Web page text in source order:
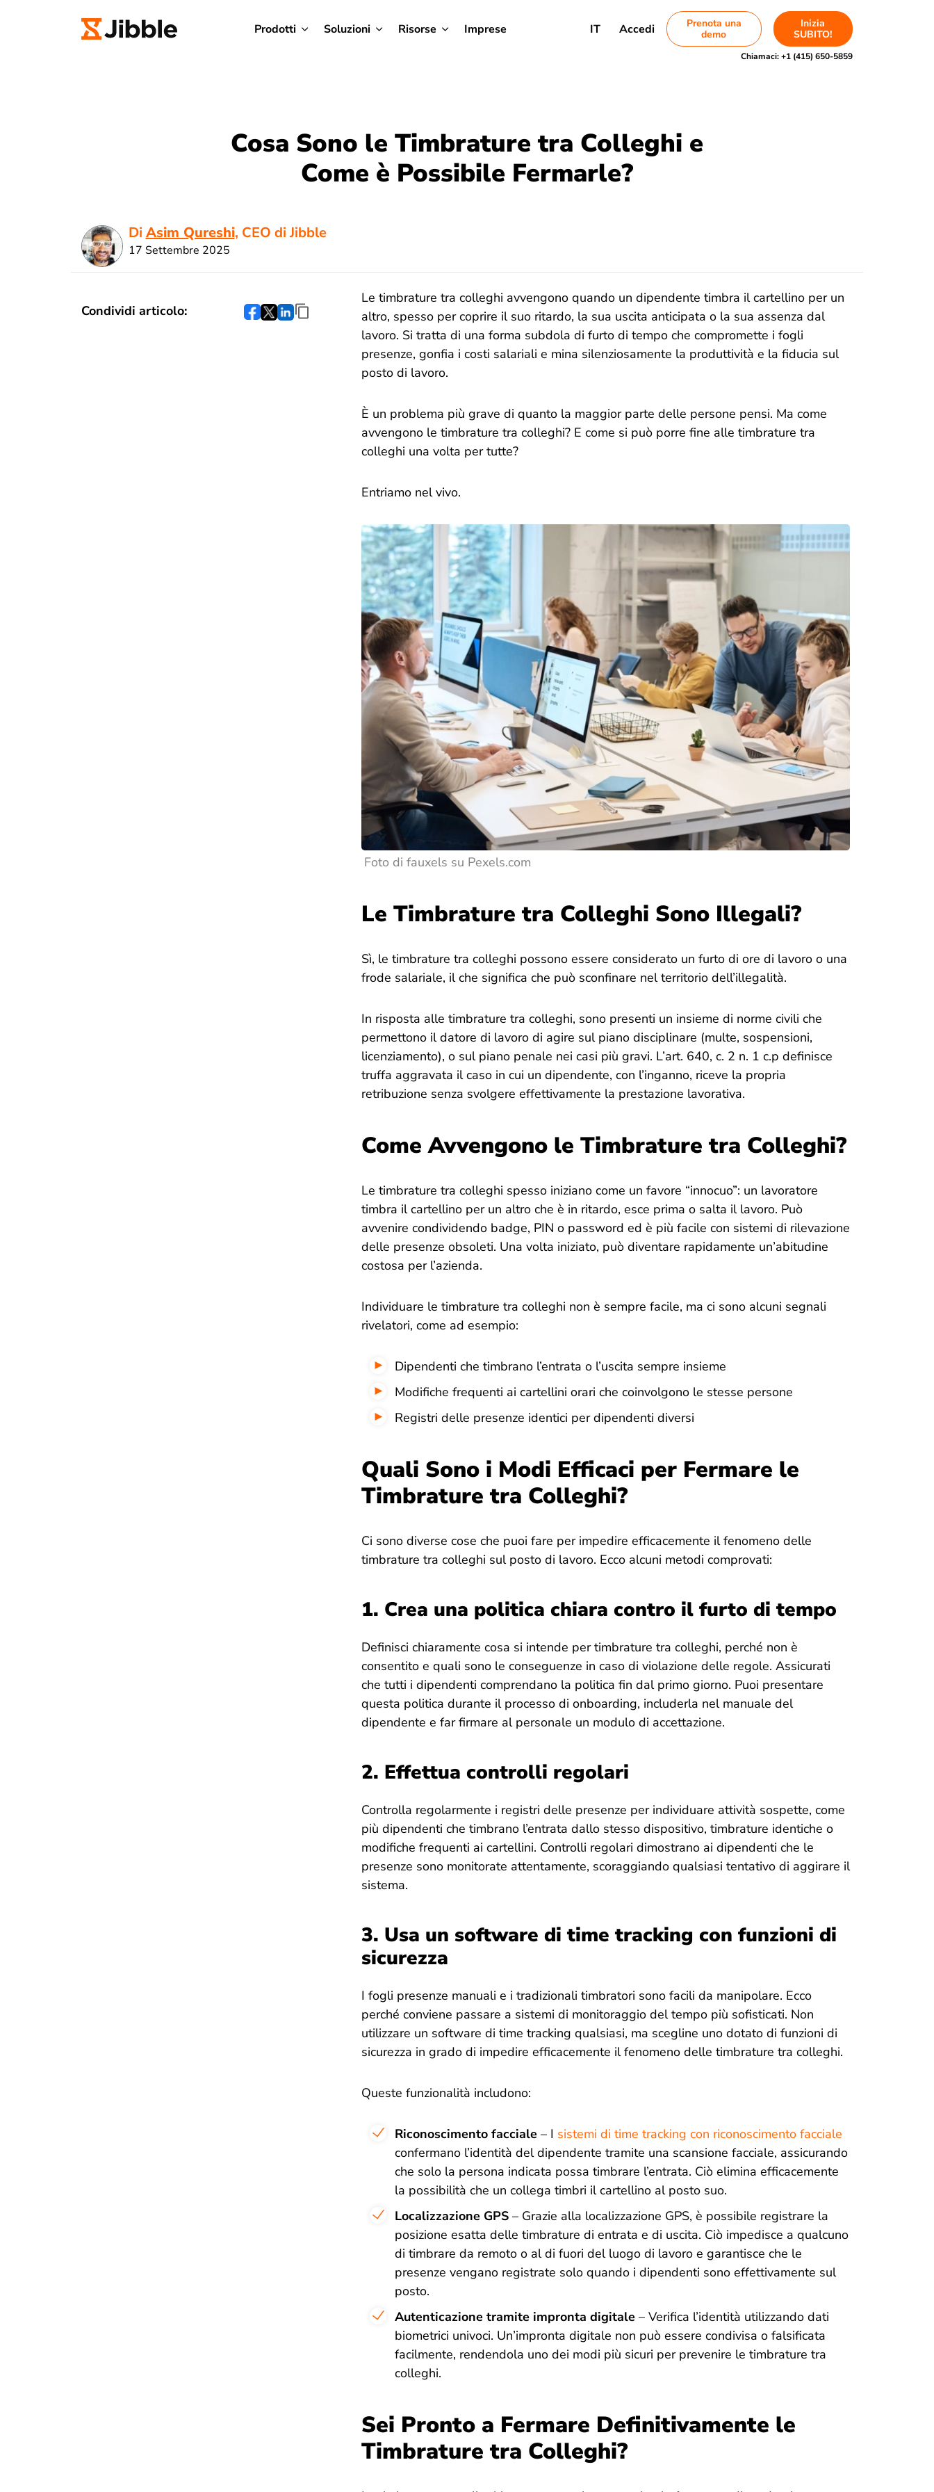
Prodotti Soluzioni Risorse Imprese IT Accedi
Prenota una
demo
Inizia
SUBITO!
Chiamaci:+1 (415) 650-5859
Cosa Sono le Timbrature tra Colleghi e
Come è Possibile Fermarle?
Di Asim Qureshi, CEO di Jibble
17 Settembre 2025
Condividi articolo:
Le timbrature tra colleghi avvengono quando un dipendente timbra il cartellino per un
altro, spesso per coprire il suo ritardo, la sua uscita anticipata o la sua assenza dal
lavoro. Si tratta di una forma subdola di furto di tempo che compromette i fogli
presenze, gonfia i costi salariali e mina silenziosamente la produttività e la fiducia sul
posto di lavoro.
È un problema più grave di quanto la maggior parte delle persone pensi. Ma come
avvengono le timbrature tra colleghi? E come si può porre fine alle timbrature tra
colleghi una volta per tutte?
Entriamo nel vivo.
Foto di fauxels su Pexels.com
Le Timbrature tra Colleghi Sono Illegali?
Sì, le timbrature tra colleghi possono essere considerato un furto di ore di lavoro o una
frode salariale, il che significa che può sconfinare nel territorio dell’illegalità.
In risposta alle timbrature tra colleghi, sono presenti un insieme di norme civili che
permettono il datore di lavoro di agire sul piano disciplinare (multe, sospensioni,
licenziamento), o sul piano penale nei casi più gravi. L’art. 640, c. 2 n. 1 c.p definisce
truffa aggravata il caso in cui un dipendente, con l’inganno, riceve la propria
retribuzione senza svolgere effettivamente la prestazione lavorativa.
Come Avvengono le Timbrature tra Colleghi?
Le timbrature tra colleghi spesso iniziano come un favore “innocuo”: un lavoratore
timbra il cartellino per un altro che è in ritardo, esce prima o salta il lavoro. Può
avvenire condividendo badge, PIN o password ed è più facile con sistemi di rilevazione
delle presenze obsoleti. Una volta iniziato, può diventare rapidamente un’abitudine
costosa per l’azienda.
Individuare le timbrature tra colleghi non è sempre facile, ma ci sono alcuni segnali
rivelatori, come ad esempio:
Dipendenti che timbrano l’entrata o l’uscita sempre insieme
Modifiche frequenti ai cartellini orari che coinvolgono le stesse persone
Registri delle presenze identici per dipendenti diversi
Quali Sono i Modi Efficaci per Fermare le
Timbrature tra Colleghi?
Ci sono diverse cose che puoi fare per impedire efficacemente il fenomeno delle
timbrature tra colleghi sul posto di lavoro. Ecco alcuni metodi comprovati:
1. Crea una politica chiara contro il furto di tempo
Definisci chiaramente cosa si intende per timbrature tra colleghi, perché non è
consentito e quali sono le conseguenze in caso di violazione delle regole. Assicurati
che tutti i dipendenti comprendano la politica fin dal primo giorno. Puoi presentare
questa politica durante il processo di onboarding, includerla nel manuale del
dipendente e far firmare al personale un modulo di accettazione.
2. Effettua controlli regolari
Controlla regolarmente i registri delle presenze per individuare attività sospette, come
più dipendenti che timbrano l’entrata dallo stesso dispositivo, timbrature identiche o
modifiche frequenti ai cartellini. Controlli regolari dimostrano ai dipendenti che le
presenze sono monitorate attentamente, scoraggiando qualsiasi tentativo di aggirare il
sistema.
3. Usa un software di time tracking con funzioni di
sicurezza
I fogli presenze manuali e i tradizionali timbratori sono facili da manipolare. Ecco
perché conviene passare a sistemi di monitoraggio del tempo più sofisticati. Non
utilizzare un software di time tracking qualsiasi, ma scegline uno dotato di funzioni di
sicurezza in grado di impedire efficacemente il fenomeno delle timbrature tra colleghi.
Queste funzionalità includono:
Riconoscimento facciale – I sistemi di time tracking con riconoscimento facciale
confermano l’identità del dipendente tramite una scansione facciale, assicurando
che solo la persona indicata possa timbrare l’entrata. Ciò elimina efficacemente
la possibilità che un collega timbri il cartellino al posto suo.
Localizzazione GPS – Grazie alla localizzazione GPS, è possibile registrare la
posizione esatta delle timbrature di entrata e di uscita. Ciò impedisce a qualcuno
di timbrare da remoto o al di fuori del luogo di lavoro e garantisce che le
presenze vengano registrate solo quando i dipendenti sono effettivamente sul
posto.
Autenticazione tramite impronta digitale – Verifica l’identità utilizzando dati
biometrici univoci. Un’impronta digitale non può essere condivisa o falsificata
facilmente, rendendola uno dei modi più sicuri per prevenire le timbrature tra
colleghi.
Sei Pronto a Fermare Definitivamente le
Timbrature tra Colleghi?